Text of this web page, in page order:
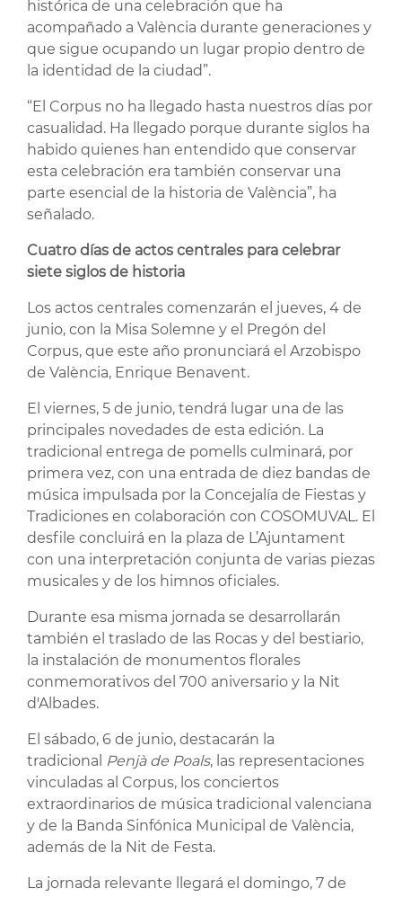
histórica de una celebración que ha
acompañado a València durante generaciones y
que sigue ocupando un lugar propio dentro de
la identidad de la ciudad”.
“El Corpus no ha llegado hasta nuestros días por
casualidad. Ha llegado porque durante siglos ha
habido quienes han entendido que conservar
esta celebración era también conservar una
parte esencial de la historia de València”, ha
señalado.
Cuatro días de actos centrales para celebrar
siete siglos de historia
Los actos centrales comenzarán el jueves, 4 de
junio, con la Misa Solemne y el Pregón del
Corpus, que este año pronunciará el Arzobispo
de València, Enrique Benavent.
El viernes, 5 de junio, tendrá lugar una de las
principales novedades de esta edición. La
tradicional entrega de pomells culminará, por
primera vez, con una entrada de diez bandas de
música impulsada por la Concejalía de Fiestas y
Tradiciones en colaboración con COSOMUVAL. El
desfile concluirá en la plaza de L’Ajuntament
con una interpretación conjunta de varias piezas
musicales y de los himnos oficiales.
Durante esa misma jornada se desarrollarán
también el traslado de las Rocas y del bestiario,
la instalación de monumentos florales
conmemorativos del 700 aniversario y la Nit
d'Albades.
El sábado, 6 de junio, destacarán la
tradicional Penjà de Poals, las representaciones
vinculadas al Corpus, los conciertos
extraordinarios de música tradicional valenciana
y de la Banda Sinfónica Municipal de València,
además de la Nit de Festa.
La jornada relevante llegará el domingo, 7 de